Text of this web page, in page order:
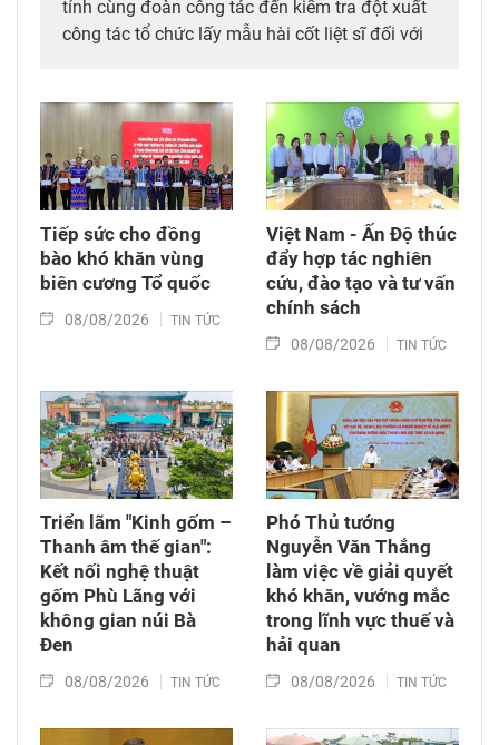
tỉnh cùng đoàn công tác đến kiểm tra đột xuất
công tác tổ chức lấy mẫu hài cốt liệt sĩ đối với
thời tặng quà cho cán bộ, chiến sĩ tham gia
công tác lấy mẫu tại đây.
Tiếp sức cho đồng
bào khó khăn vùng
biên cương Tổ quốc
08/08/2026 TIN TỨC
Việt Nam - Ấn Độ thúc
đẩy hợp tác nghiên
cứu, đào tạo và tư vấn
chính sách
08/08/2026 TIN TỨC
Triển lãm "Kinh gốm –
Thanh âm thế gian":
Kết nối nghệ thuật
gốm Phù Lãng với
không gian núi Bà
Đen
08/08/2026 TIN TỨC
Phó Thủ tướng
Nguyễn Văn Thắng
làm việc về giải quyết
khó khăn, vướng mắc
trong lĩnh vực thuế và
hải quan
08/08/2026 TIN TỨC